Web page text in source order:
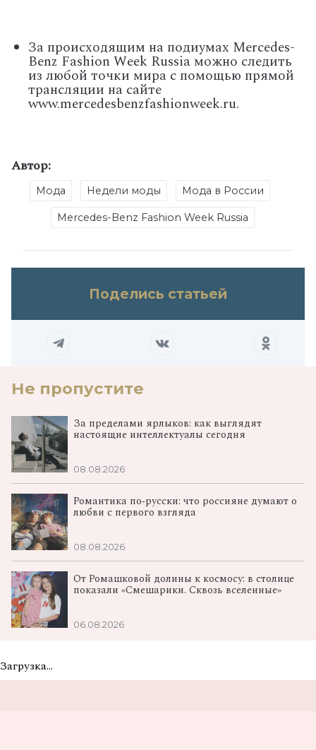
За происходящим на подиумах Mercedes-
Benz Fashion Week Russia можно следить
из любой точки мира с помощью прямой
трансляции на сайте
www.mercedesbenzfashionweek.ru.
Автор:
Мода Недели моды Мода в России
Mercedes-Benz Fashion Week Russia
Поделись статьей
Не пропустите
За пределами ярлыков: как выглядят
настоящие интеллектуалы сегодня
08.08.2026
Романтика по‑русски: что россияне думают о
любви с первого взгляда
08.08.2026
От Ромашковой долины к космосу: в столице
показали «Смешарики. Сквозь вселенные»
06.08.2026
Загрузка...